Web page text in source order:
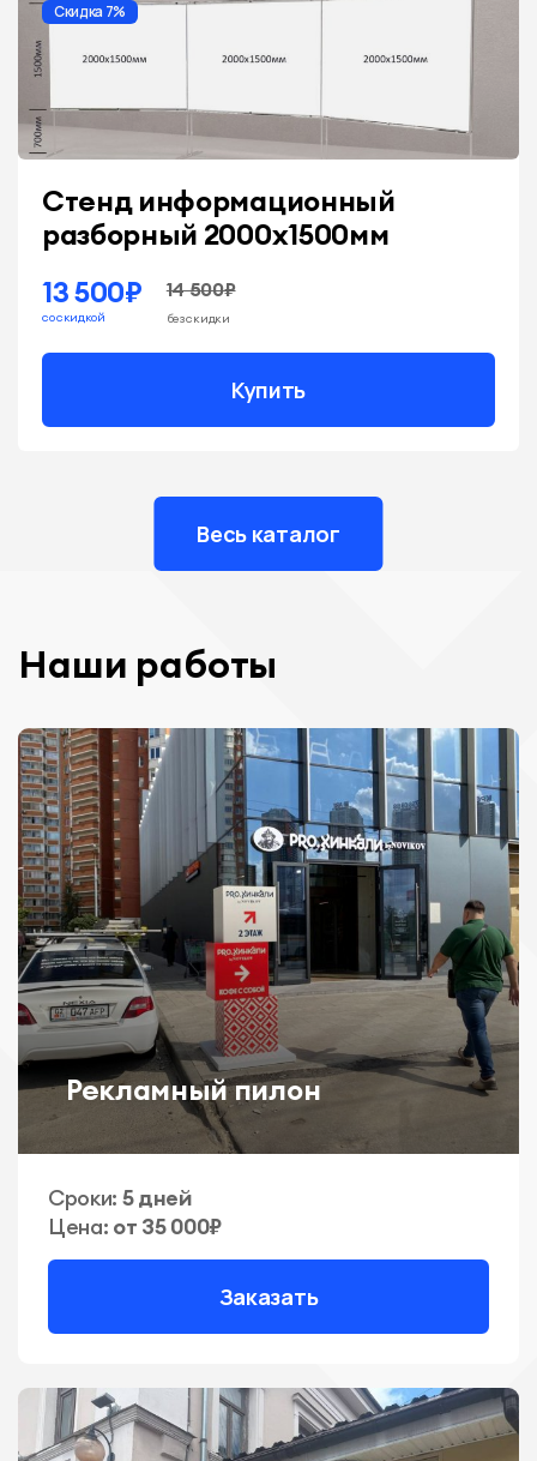
Весь каталог
Скидка 7%
Стенд информационный
разборный 2000х1500мм
13 500₽
со скидкой
14 500₽
без скидки
Купить
Наши работы
Рекламный пилон
Сроки: 5 дней
Цена: от 35 000₽
Заказать